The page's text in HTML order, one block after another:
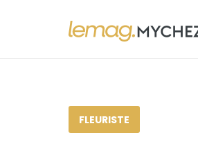
FLEURISTE